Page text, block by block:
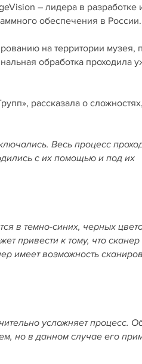
– лидера в разработке
обеспечения в России.
на территории музея,
обработка проходила
рассказала о
Весь процесс
с их помощью и под их
в темно-синих, черных
привести к тому, что сканер
имеет возможность
усложняет процесс.
но в данном случае его